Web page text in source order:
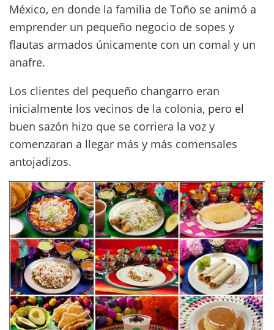
México, en donde la familia de Toño se animó a
emprender un pequeño negocio de sopes y
flautas armados únicamente con un comal y un
anafre.
Los clientes del pequeño changarro eran
inicialmente los vecinos de la colonia, pero el
buen sazón hizo que se corriera la voz y
comenzaran a llegar más y más comensales
antojadizos.